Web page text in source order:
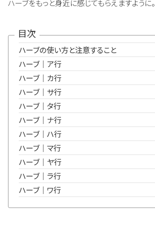
ハーブをもっと身近に感じてもらえますように。
目次
ハーブの使い方と注意すること
ハーブ｜ア行
ハーブ｜カ行
ハーブ｜サ行
ハーブ｜タ行
ハーブ｜ナ行
ハーブ｜ハ行
ハーブ｜マ行
ハーブ｜ヤ行
ハーブ｜ラ行
ハーブ｜ワ行